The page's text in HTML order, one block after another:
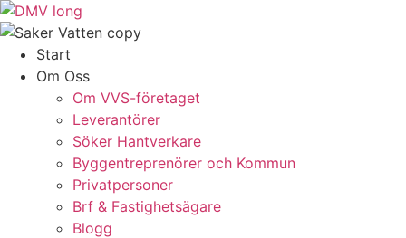
Skip
to
contentStart
Om Oss
Om VVS-företaget
Leverantörer
Söker Hantverkare
Byggentreprenörer och Kommun
Privatpersoner
Brf & Fastighetsägare
Blogg